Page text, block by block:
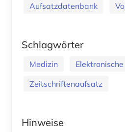
Aufsatzdatenbank
Schlagwörter
Medizin
Zeitschriftenaufsatz
Hinweise